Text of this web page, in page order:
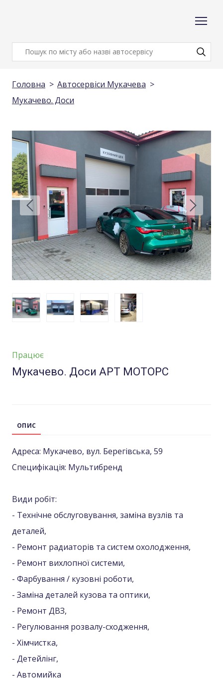
Головна
Автосервіси Мукачева
Мукачево. Доси
Працює
Мукачево. Доси АРТ МОТОРС
ОПИС
Адреса: Мукачево, вул. Берегівська, 59
Специфікація: Мультибренд
Види робіт:
- Технічне обслуговування, заміна вузлів та
деталей,
- Ремонт радиаторів та систем охолодження,
- Ремонт вихлопної системи,
- Фарбування / кузовні роботи,
- Заміна деталей кузова та оптики,
- Ремонт ДВЗ,
- Регулювання розвалу-сходження,
- Хімчистка,
- Детейлінг,
- Автомийка